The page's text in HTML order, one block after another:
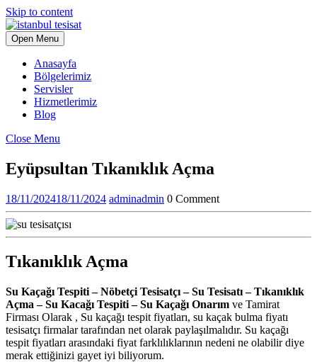
Skip to content
Open Menu
Anasayfa
Bölgelerimiz
Servisler
Hizmetlerimiz
Blog
Close Menu
Eyüpsultan Tıkanıklık Açma
18/11/202418/11/2024 adminadmin 0 Comment
Tıkanıklık Açma
Su Kaçağı Tespiti – Nöbetçi Tesisatçı – Su Tesisatı – Tıkanıklık
Açma – Su Kacağı Tespiti – Su Kaçağı Onarım ve Tamirat
Firması Olarak , Su kaçağı tespit fiyatları, su kaçak bulma fiyatı
tesisatçı firmalar tarafından net olarak paylaşılmalıdır. Su kaçağı
tespit fiyatları arasındaki fiyat farklılıklarının nedeni ne olabilir diye
merak ettiğinizi gayet iyi biliyorum.